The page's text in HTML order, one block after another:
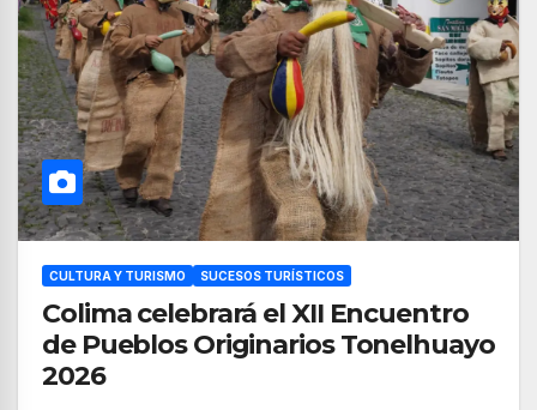
CULTURA Y TURISMO SUCESOS TURÍSTICOS
Colima celebrará el XII Encuentro
de Pueblos Originarios Tonelhuayo
2026